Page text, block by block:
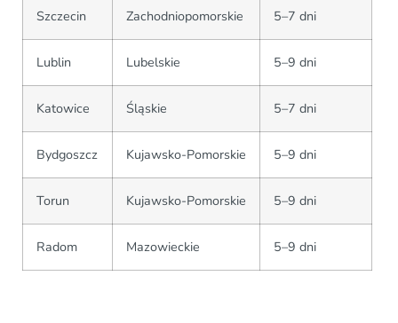
Szczecin Zachodniopomorskie 5–7 dni
Lublin Lubelskie 5–9 dni
Katowice Śląskie 5–7 dni
Bydgoszcz Kujawsko-Pomorskie 5–9 dni
Torun Kujawsko-Pomorskie 5–9 dni
Radom Mazowieckie 5–9 dni